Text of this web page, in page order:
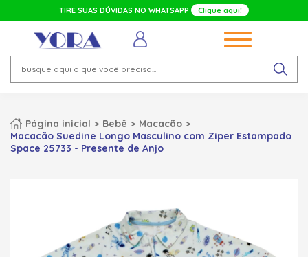
TIRE SUAS DÚVIDAS NO WHATSAPP Clique aqui!
Página inicial Bebê
Macacão
Macacão Suedine Longo Masculino com Ziper Estampado
Space 25733 - Presente de Anjo